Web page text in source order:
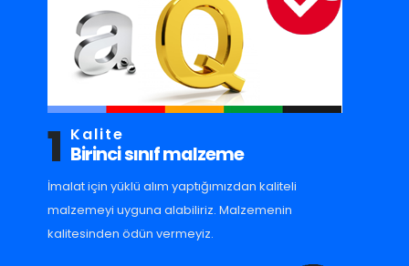
1 Kalite
Birinci sınıf malzeme
İmalat için yüklü alım yaptığımızdan kaliteli
malzemeyi uyguna alabiliriz. Malzemenin
kalitesinden ödün vermeyiz.